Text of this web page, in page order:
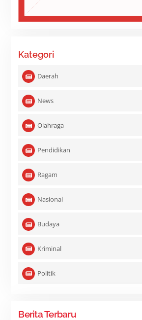
Kategori
Daerah
News
Olahraga
Pendidikan
Ragam
Nasional
Budaya
Kriminal
Politik
Berita Terbaru